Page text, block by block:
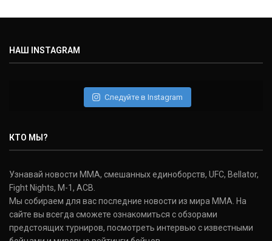
НАШ INSTAGRAM
Следуйте в Instagram
КТО МЫ?
Узнавай новости ММА, смешанных единоборств, UFC, Bellator,
Fight Nights, M-1, ACB.
Мы собираем для вас последние новости из мира ММА. На
сайте вы всегда сможете ознакомиться с обзорами
предстоящих турниров, посмотреть интервью с известными